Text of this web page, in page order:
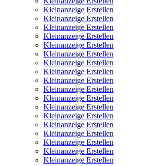
Kleinanzeige Erstellen
Kleinanzeige Erstellen
Kleinanzeige Erstellen
Kleinanzeige Erstellen
Kleinanzeige Erstellen
Kleinanzeige Erstellen
Kleinanzeige Erstellen
Kleinanzeige Erstellen
Kleinanzeige Erstellen
Kleinanzeige Erstellen
Kleinanzeige Erstellen
Kleinanzeige Erstellen
Kleinanzeige Erstellen
Kleinanzeige Erstellen
Kleinanzeige Erstellen
Kleinanzeige Erstellen
Kleinanzeige Erstellen
Kleinanzeige Erstellen